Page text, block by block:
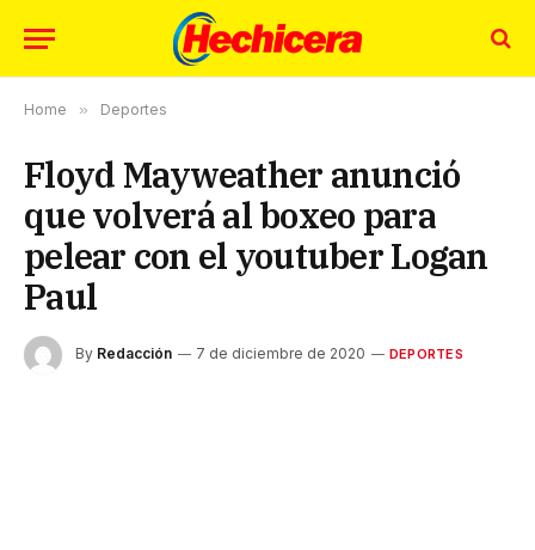
Home » Deportes
Floyd Mayweather anunció
que volverá al boxeo para
pelear con el youtuber Logan
Paul
By Redacción 7 de diciembre de 2020 DEPORTES